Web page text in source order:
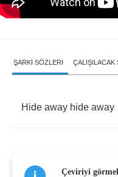
ŞARKI SÖZLERI ÇALIŞILACAK
Hide away hide away
Çeviriyi